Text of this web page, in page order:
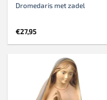
Dromedaris met zadel
€27,95